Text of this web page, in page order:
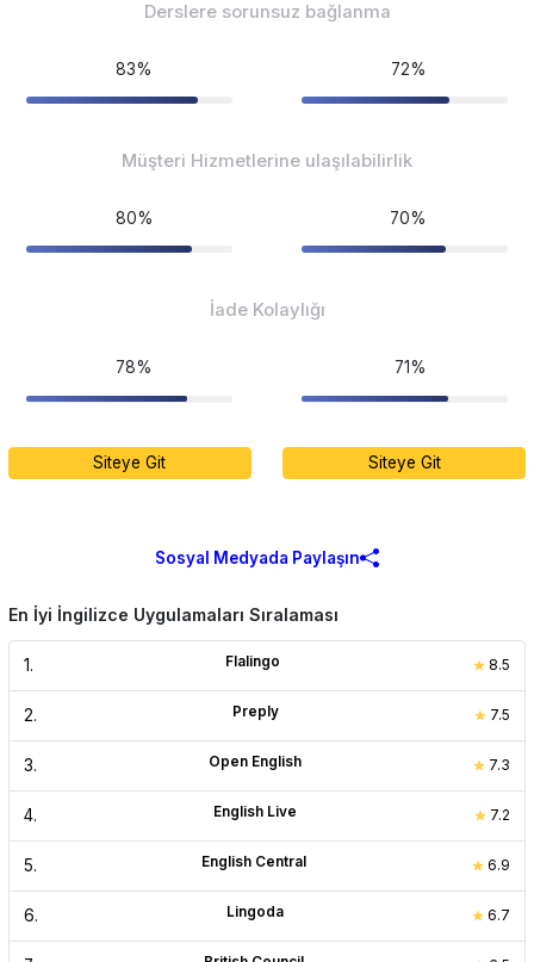
Derslere sorunsuz bağlanma
83% 72%
Müşteri Hizmetlerine ulaşılabilirlik
80% 70%
İade Kolaylığı
78% 71%
Siteye Git Siteye Git
Sosyal Medyada Paylaşın
En İyi İngilizce Uygulamaları Sıralaması
1. Flalingo 8.5
2. Preply 7.5
3. Open English 7.3
4. English Live 7.2
5. English Central 6.9
6. Lingoda 6.7